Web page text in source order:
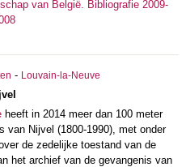
van België. Bibliografie 2009-
- Louvain-la-Neuve
heeft in 2014 meer dan 100 meter
van Nijvel (1800-1990), met onder
de zedelijke toestand van de
het archief van de gevangenis van